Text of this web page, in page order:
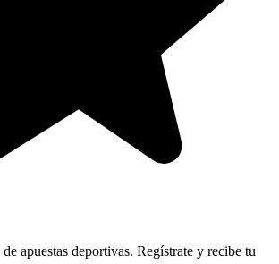
apuestas deportivas. Regístrate y recibe tu